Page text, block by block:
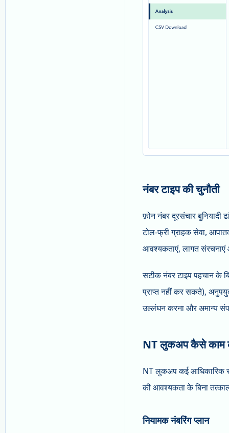
नंबर टाइप की चुनौती
फ़ोन नंबर दूरसंचार बुनियादी
टोल-फ्री ग्राहक सेवा,
आवश्यकताएं, लागत संरचनाएं
सटीक नंबर टाइप पहचान के
प्राप्त नहीं कर सकते),
उल्लंघन करना और अमान्य
NT लुकअप कैसे काम
NT लुकअप कई आधिकारिक
की आवश्यकता के बिना
नियामक नंबरिंग प्लान